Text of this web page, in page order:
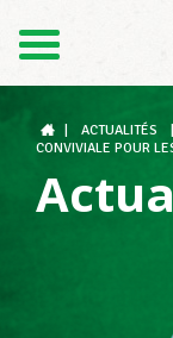
Le LCGB
ACTUALITÉS
CONVIVIALE POUR